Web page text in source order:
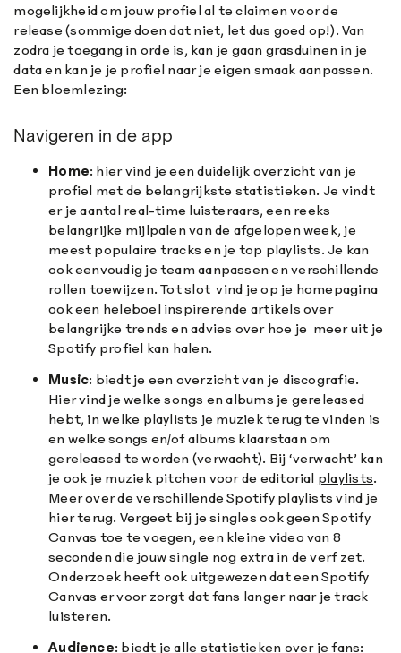
mogelijkheid om jouw profiel al te claimen voor de
release (sommige doen dat niet, let dus goed op!). Van
zodra je toegang in orde is, kan je gaan grasduinen in je
data en kan je je profiel naar je eigen smaak aanpassen.
Een bloemlezing:
Navigeren in de app
Home: hier vind je een duidelijk overzicht van je
profiel met de belangrijkste statistieken. Je vindt
er je aantal real-time luisteraars, een reeks
belangrijke mijlpalen van de afgelopen week, je
meest populaire tracks en je top playlists. Je kan
ook eenvoudig je team aanpassen en verschillende
rollen toewijzen. Tot slot vind je op je homepagina
ook een heleboel inspirerende artikels over
belangrijke trends en advies over hoe je meer uit je
Spotify profiel kan halen.
Music: biedt je een overzicht van je discografie.
Hier vind je welke songs en albums je gereleased
hebt, in welke playlists je muziek terug te vinden is
en welke songs en/of albums klaarstaan om
gereleased te worden (verwacht). Bij ‘verwacht’ kan
je ook je muziek pitchen voor de editorial playlists.
Meer over de verschillende Spotify playlists vind je
hier terug. Vergeet bij je singles ook geen Spotify
Canvas toe te voegen, een kleine video van 8
seconden die jouw single nog extra in de verf zet.
Onderzoek heeft ook uitgewezen dat een Spotify
Canvas er voor zorgt dat fans langer naar je track
luisteren.
Audience: biedt je alle statistieken over je fans: